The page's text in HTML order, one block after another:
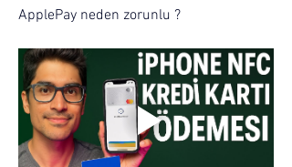
ApplePay neden zorunlu ?